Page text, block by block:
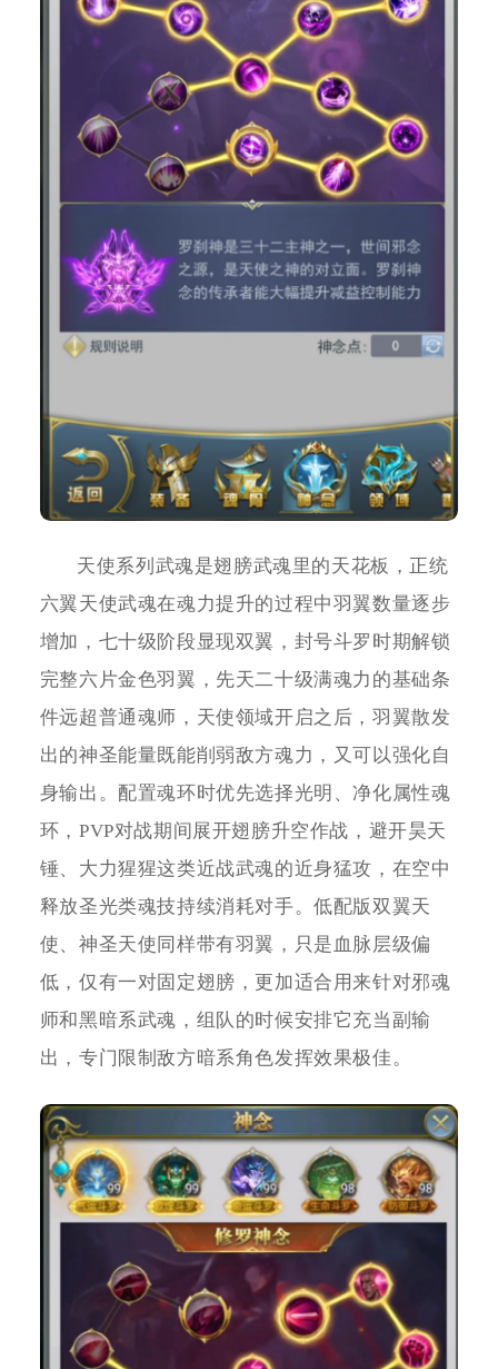
天使系列武魂是翅膀武魂里的天花板，正统
六翼天使武魂在魂力提升的过程中羽翼数量逐步
增加，七十级阶段显现双翼，封号斗罗时期解锁
完整六片金色羽翼，先天二十级满魂力的基础条
件远超普通魂师，天使领域开启之后，羽翼散发
出的神圣能量既能削弱敌方魂力，又可以强化自
身输出。配置魂环时优先选择光明、净化属性魂
环，PVP对战期间展开翅膀升空作战，避开昊天
锤、大力猩猩这类近战武魂的近身猛攻，在空中
释放圣光类魂技持续消耗对手。低配版双翼天
使、神圣天使同样带有羽翼，只是血脉层级偏
低，仅有一对固定翅膀，更加适合用来针对邪魂
师和黑暗系武魂，组队的时候安排它充当副输
出，专门限制敌方暗系角色发挥效果极佳。